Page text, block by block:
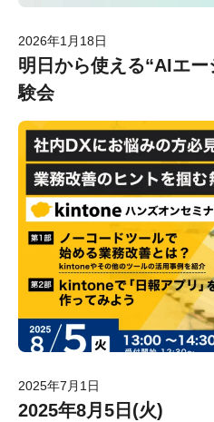
2026年1月18日
明日から使える“AIエ
験会
2025年7月1日
2025年8月5日(火)